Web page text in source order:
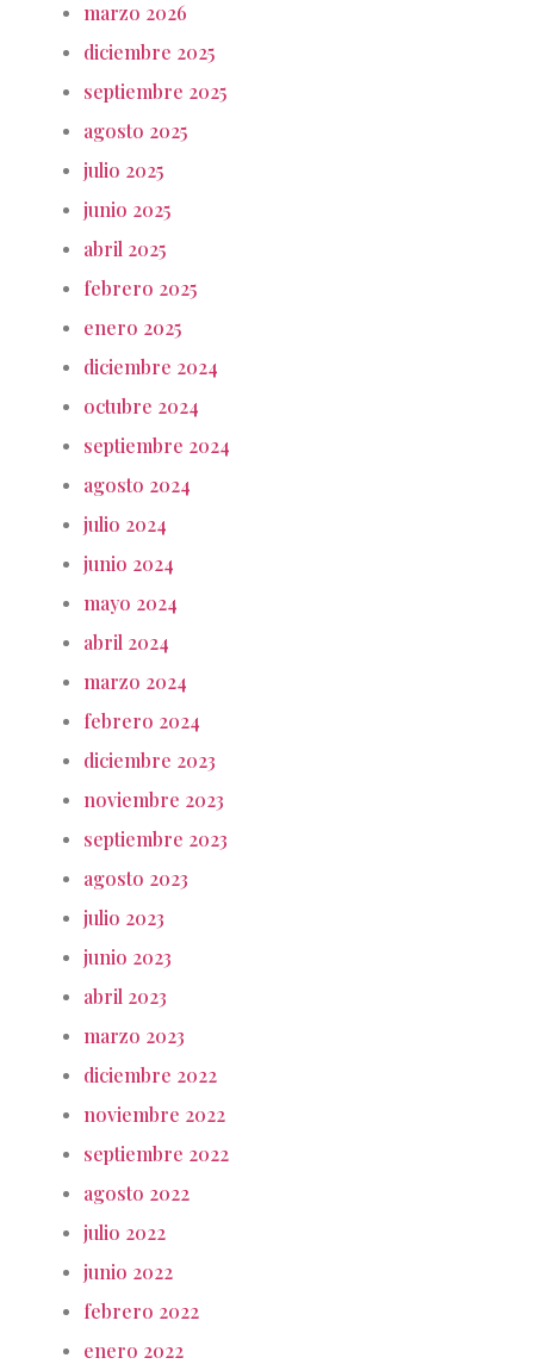
marzo 2026
diciembre 2025
septiembre 2025
agosto 2025
julio 2025
junio 2025
abril 2025
febrero 2025
enero 2025
diciembre 2024
octubre 2024
septiembre 2024
agosto 2024
julio 2024
junio 2024
mayo 2024
abril 2024
marzo 2024
febrero 2024
diciembre 2023
noviembre 2023
septiembre 2023
agosto 2023
julio 2023
junio 2023
abril 2023
marzo 2023
diciembre 2022
noviembre 2022
septiembre 2022
agosto 2022
julio 2022
junio 2022
febrero 2022
enero 2022